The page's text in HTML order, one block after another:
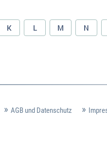
K L M N
AGB und Datenschutz